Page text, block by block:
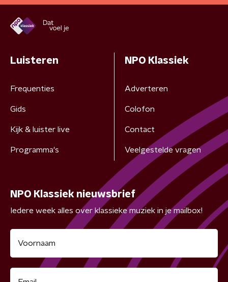
Luisteren
Frequenties
Gids
Kijk & luister live
Programma's
NPO Klassiek
Adverteren
Colofon
Contact
Veelgestelde vragen
NPO Klassiek nieuwsbrief
Iedere week alles over klassieke muziek in je mailbox!